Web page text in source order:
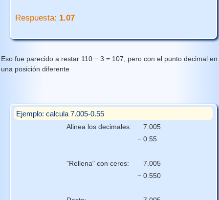
Respuesta: 1.07
Eso fue parecido a restar 110 − 3 = 107, pero con el punto decimal en
una posición diferente
Ejemplo: calcula 7.005-0.55
Alinea los decimales: 7.005
− 0.55
"Rellena" con ceros:
7.005
− 0.550